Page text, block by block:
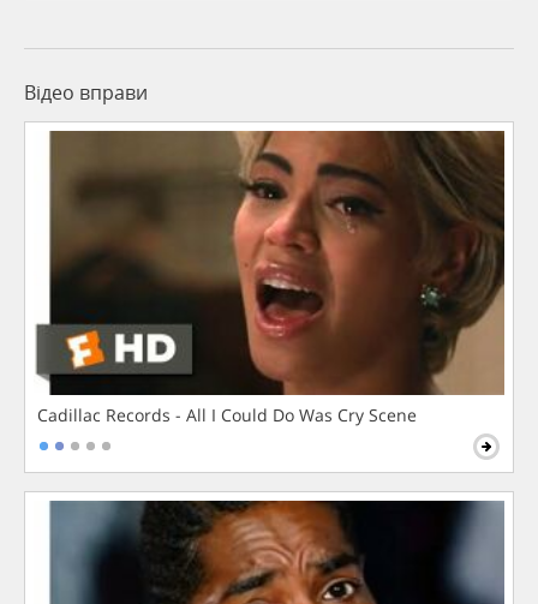
Відео вправи
Cadillac Records - All I Could Do Was Cry Scene